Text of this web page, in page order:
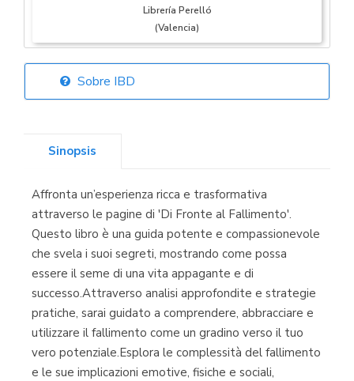
Librería Perelló
(Valencia)
Librería Elías
Librería Kolima
(Madrid)
Librería Proteo
(Málaga)
Sobre IBD
Sinopsis
Affronta un’esperienza ricca e trasformativa
attraverso le pagine di 'Di Fronte al Fallimento'.
Questo libro è una guida potente e compassionevole
che svela i suoi segreti, mostrando come possa
essere il seme di una vita appagante e di
successo.Attraverso analisi approfondite e strategie
pratiche, sarai guidato a comprendere, abbracciare e
utilizzare il fallimento come un gradino verso il tuo
vero potenziale.Esplora le complessità del fallimento
e le sue implicazioni emotive, fisiche e sociali,